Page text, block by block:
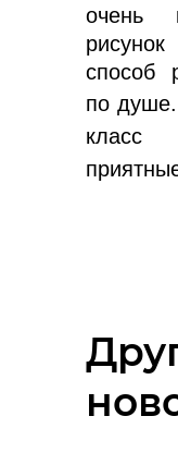
очень
способ
по душе.